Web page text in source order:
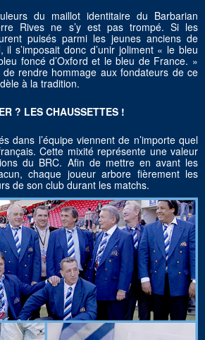
du maillot identitaire du Barbarian
Rives ne s’y est pas trompé. Si les
puisés parmi les jeunes anciens de
il s’imposait donc d’unir joliment « le bleu
foncé d’Oxford et le bleu de France. »
de rendre hommage aux fondateurs de ce
à la tradition.
? LES CHAUSSETTES !
dans l’équipe viennent de n’importe quel
Cette mixité représente une valeur
du BRC. Afin de mettre en avant les
chaque joueur arbore fièrement les
de son club durant les matchs.